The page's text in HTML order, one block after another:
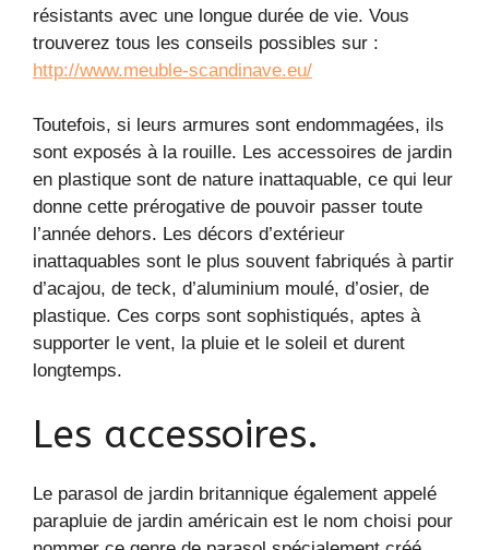
résistants avec une longue durée de vie. Vous
trouverez tous les conseils possibles sur :
http://www.meuble-scandinave.eu/
Toutefois, si leurs armures sont endommagées, ils
sont exposés à la rouille. Les accessoires de jardin
en plastique sont de nature inattaquable, ce qui leur
donne cette prérogative de pouvoir passer toute
l’année dehors. Les décors d’extérieur
inattaquables sont le plus souvent fabriqués à partir
d’acajou, de teck, d’aluminium moulé, d’osier, de
plastique. Ces corps sont sophistiqués, aptes à
supporter le vent, la pluie et le soleil et durent
longtemps.
Les accessoires.
Le parasol de jardin britannique également appelé
parapluie de jardin américain est le nom choisi pour